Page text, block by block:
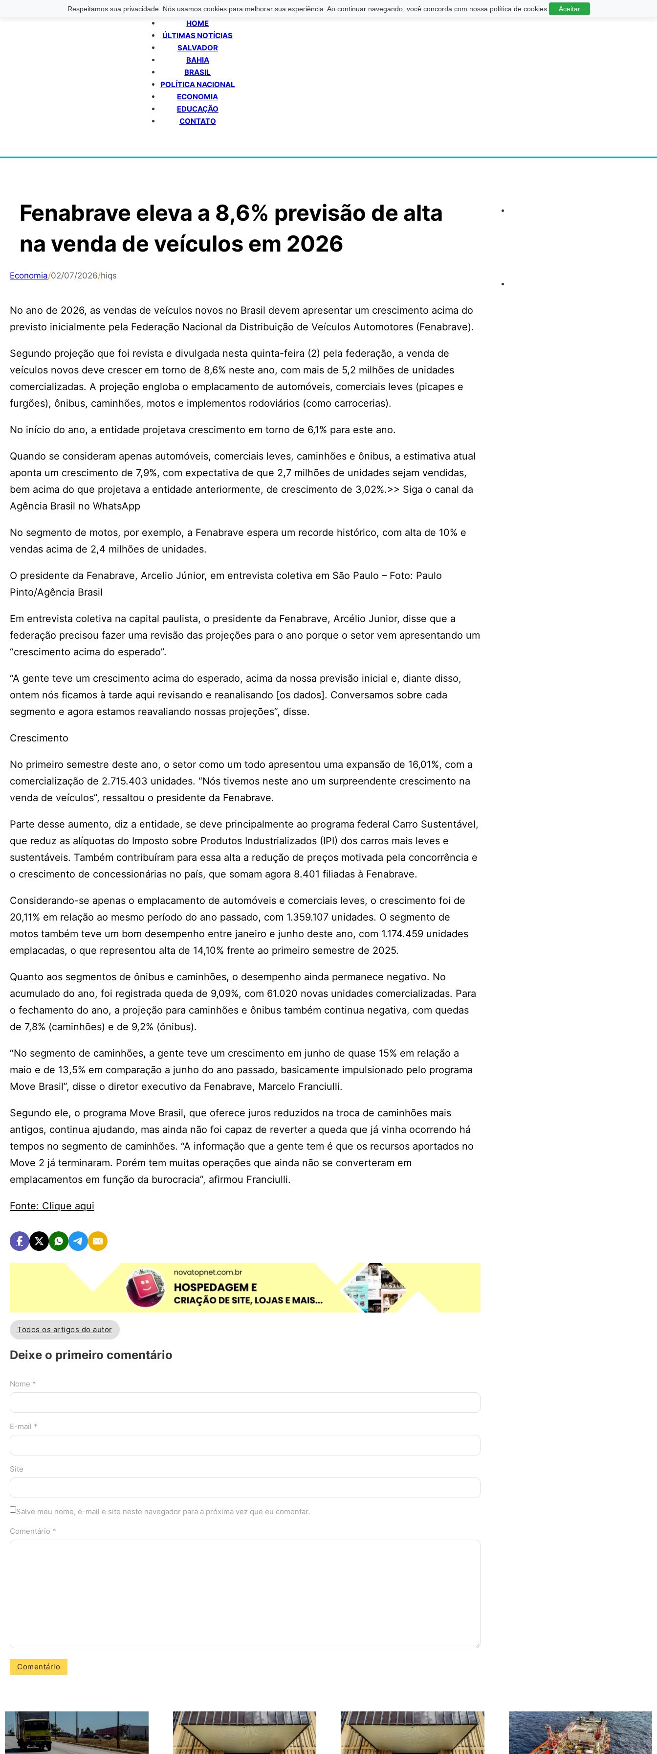
Respeitamos sua privacidade. Nós usamos cookies para melhorar sua experiência. Ao continuar navegando, você concorda com nossa política de cookies. Aceitar
HOME
ÚLTIMAS NOTÍCIAS
SALVADOR
BAHIA
BRASIL
POLÍTICA NACIONAL
ECONOMIA
EDUCAÇÃO
CONTATO
Fenabrave eleva a 8,6% previsão de alta
na venda de veículos em 2026
Economia/02/07/2026/hiqs
No ano de 2026, as vendas de veículos novos no Brasil devem apresentar um crescimento acima do
previsto inicialmente pela Federação Nacional da Distribuição de Veículos Automotores (Fenabrave).
Segundo projeção que foi revista e divulgada nesta quinta-feira (2) pela federação, a venda de
veículos novos deve crescer em torno de 8,6% neste ano, com mais de 5,2 milhões de unidades
comercializadas. A projeção engloba o emplacamento de automóveis, comerciais leves (picapes e
furgões), ônibus, caminhões, motos e implementos rodoviários (como carrocerias).
No início do ano, a entidade projetava crescimento em torno de 6,1% para este ano.
Quando se consideram apenas automóveis, comerciais leves, caminhões e ônibus, a estimativa atual
aponta um crescimento de 7,9%, com expectativa de que 2,7 milhões de unidades sejam vendidas,
bem acima do que projetava a entidade anteriormente, de crescimento de 3,02%.>> Siga o canal da
Agência Brasil no WhatsApp
No segmento de motos, por exemplo, a Fenabrave espera um recorde histórico, com alta de 10% e
vendas acima de 2,4 milhões de unidades.
O presidente da Fenabrave, Arcelio Júnior, em entrevista coletiva em São Paulo – Foto: Paulo
Pinto/Agência Brasil
Em entrevista coletiva na capital paulista, o presidente da Fenabrave, Arcélio Junior, disse que a
federação precisou fazer uma revisão das projeções para o ano porque o setor vem apresentando um
“crescimento acima do esperado”.
“A gente teve um crescimento acima do esperado, acima da nossa previsão inicial e, diante disso,
ontem nós ficamos à tarde aqui revisando e reanalisando [os dados]. Conversamos sobre cada
segmento e agora estamos reavaliando nossas projeções”, disse.
Crescimento
No primeiro semestre deste ano, o setor como um todo apresentou uma expansão de 16,01%, com a
comercialização de 2.715.403 unidades. “Nós tivemos neste ano um surpreendente crescimento na
venda de veículos”, ressaltou o presidente da Fenabrave.
Parte desse aumento, diz a entidade, se deve principalmente ao programa federal Carro Sustentável,
que reduz as alíquotas do Imposto sobre Produtos Industrializados (IPI) dos carros mais leves e
sustentáveis. Também contribuíram para essa alta a redução de preços motivada pela concorrência e
o crescimento de concessionárias no país, que somam agora 8.401 filiadas à Fenabrave.
Considerando-se apenas o emplacamento de automóveis e comerciais leves, o crescimento foi de
20,11% em relação ao mesmo período do ano passado, com 1.359.107 unidades. O segmento de
motos também teve um bom desempenho entre janeiro e junho deste ano, com 1.174.459 unidades
emplacadas, o que representou alta de 14,10% frente ao primeiro semestre de 2025.
Quanto aos segmentos de ônibus e caminhões, o desempenho ainda permanece negativo. No
acumulado do ano, foi registrada queda de 9,09%, com 61.020 novas unidades comercializadas. Para
o fechamento do ano, a projeção para caminhões e ônibus também continua negativa, com quedas
de 7,8% (caminhões) e de 9,2% (ônibus).
“No segmento de caminhões, a gente teve um crescimento em junho de quase 15% em relação a
maio e de 13,5% em comparação a junho do ano passado, basicamente impulsionado pelo programa
Move Brasil”, disse o diretor executivo da Fenabrave, Marcelo Franciulli.
Segundo ele, o programa Move Brasil, que oferece juros reduzidos na troca de caminhões mais
antigos, continua ajudando, mas ainda não foi capaz de reverter a queda que já vinha ocorrendo há
tempos no segmento de caminhões. “A informação que a gente tem é que os recursos aportados no
Move 2 já terminaram. Porém tem muitas operações que ainda não se converteram em
emplacamentos em função da burocracia”, afirmou Franciulli.
Fonte: Clique aqui
Todos os artigos do autor
Deixe o primeiro comentário
Nome *
E-mail *
Site
Salve meu nome, e-mail e site neste navegador para a próxima vez que eu comentar.
Comentário *